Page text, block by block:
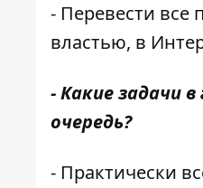
- Перевести все
властью, в
- Какие задачи
очередь?
- Практически